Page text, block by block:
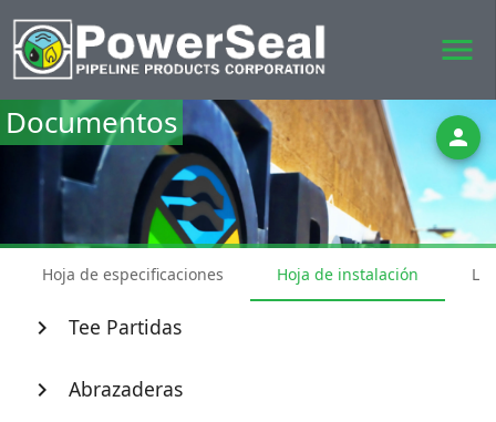
menu
person
Documentos
Hoja de especificaciones Hoja de instalación
chevron_right Tee Partidas
chevron_right Abrazaderas